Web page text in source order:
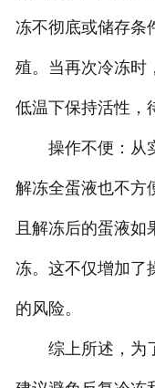
冻不彻底或储存条
殖。当再次冷冻时
低温下保持活性，
操作不便：从实
解冻全蛋液也不方
且解冻后的蛋液
冻。这不仅增加了
的风险。
综上所述，为了